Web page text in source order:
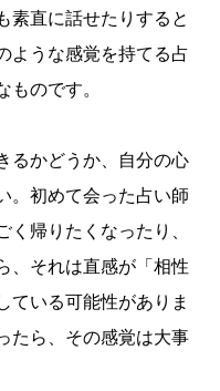
素直に話せたりすると
ような感覚を持てる占
ものです。
るかどうか、自分の心
。初めて会った占い師
帰りたくなったり、
、それは直感が「相性
ている可能性がありま
たら、その感覚は大事